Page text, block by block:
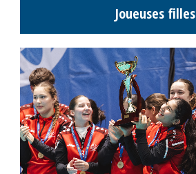
Joueuses filles